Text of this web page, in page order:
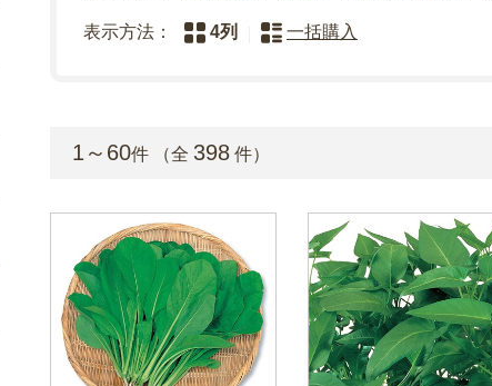
表示方法： 4列 一括購入
1～60件 （全 398 件）